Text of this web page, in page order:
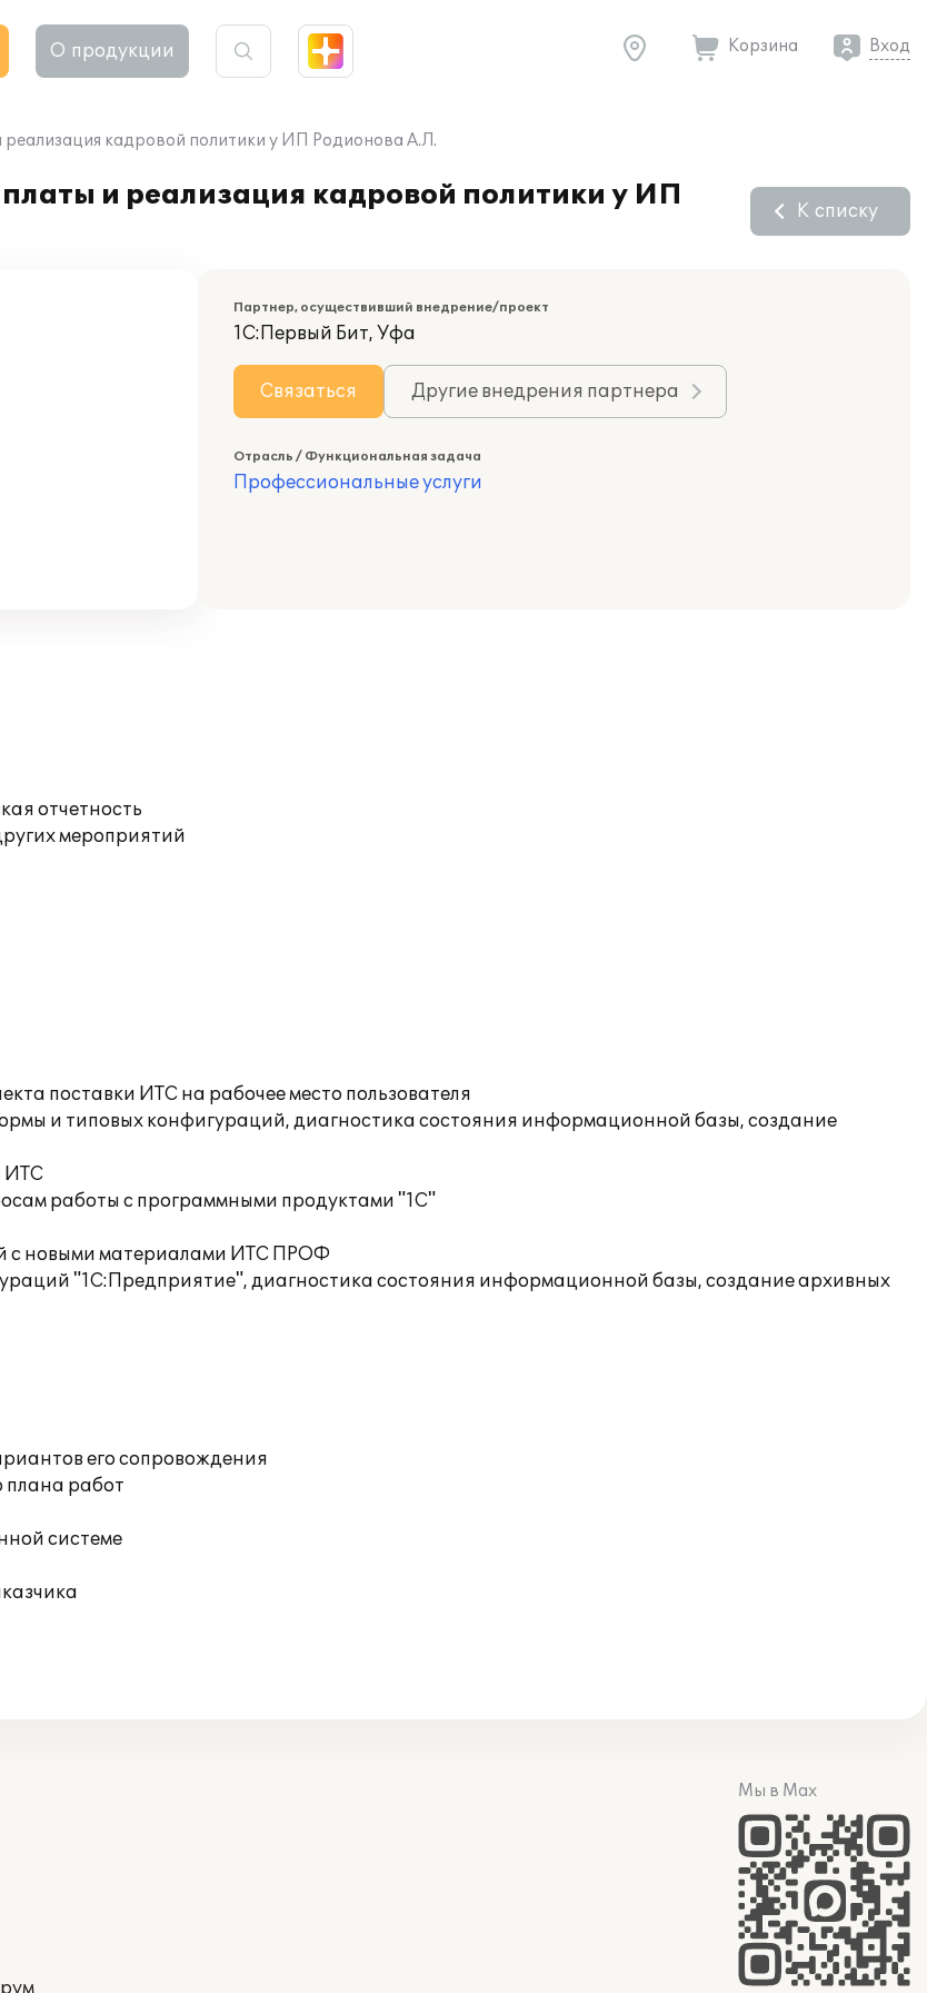
О продукции Корзина Вход
кадровой политики у ИП Родионова А.Л.
и реализация кадровой политики у ИП
К списку
Партнер, осуществивший внедрение/проект
1С:Первый Бит, Уфа
Связаться Другие внедрения партнера
Отрасль / Функциональная задача
Профессиональные услуги
отчетность
мероприятий
поставки ИТС на рабочее место пользователя
и типовых конфигураций, диагностика состояния информационной базы, создание
ИТС
работы с программными продуктами "1С"
с новыми материалами ИТС ПРОФ
"1С:Предприятие", диагностика состояния информационной базы, создание архивных
его сопровождения
плана работ
системе
Мы в Max